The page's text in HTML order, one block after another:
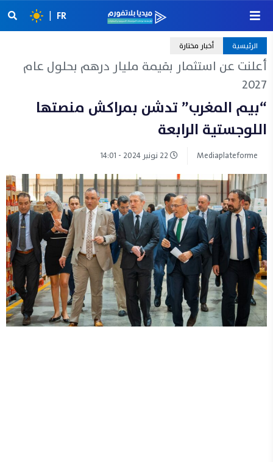
FR
|
الرئيسية أخبار مختارة
أعلنت عن استثمار بقيمة مليار درهم بحلول عام
2027
“بيم المغرب” تدشن بمراكش منصتها
اللوجستية الرابعة
Mediaplateforme